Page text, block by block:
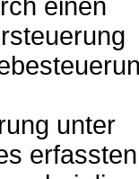
einen
unter
erfassten